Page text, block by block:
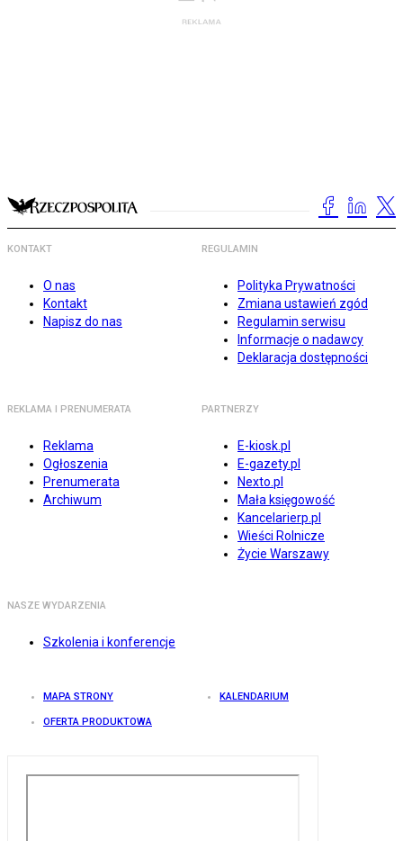
KONTAKT
O nas
Kontakt
Napisz do nas
REGULAMIN
Polityka Prywatności
Zmiana ustawień zgód
Regulamin serwisu
Informacje o nadawcy
Deklaracja dostępności
REKLAMA I PRENUMERATA
Reklama
Ogłoszenia
Prenumerata
Archiwum
PARTNERZY
E-kiosk.pl
E-gazety.pl
Nexto.pl
Mała księgowość
Kancelarierp.pl
Wieści Rolnicze
Życie Warszawy
NASZE WYDARZENIA
Szkolenia i konferencje
MAPA STRONY KALENDARIUM
OFERTA PRODUKTOWA